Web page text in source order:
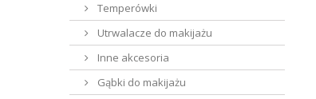
Temperówki
Utrwalacze do makijażu
Inne akcesoria
Gąbki do makijażu